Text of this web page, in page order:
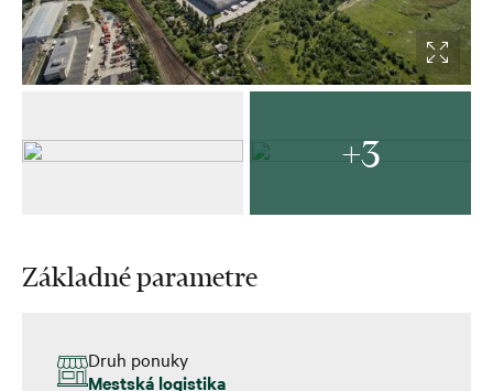
+3
Základné parametre
Druh ponuky
Mestská logistika